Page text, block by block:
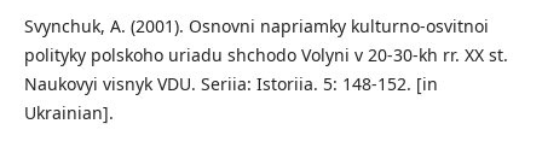
Svynchuk, A. (2001). Osnovni napriamky kulturno-osvitnoi
polityky polskoho uriadu shchodo Volyni v 20-30-kh rr. XX st.
Naukovyi visnyk VDU. Seriia: Istoriia. 5: 148-152. [in
Ukrainian].